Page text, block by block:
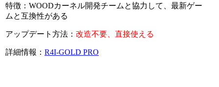
特徴：WOODカーネル開発チームと協力して、最新ゲー
ムと互換性がある
アップデート方法： 改造不要、直接使える
詳細情報： R4I-GOLD PRO